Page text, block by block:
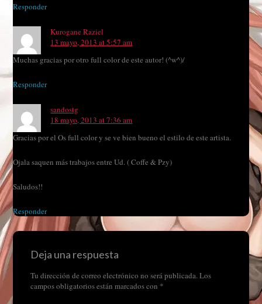
Responder
Kurogane Raziel
13 mayo, 2013 at 5:57 am
Muchas gracias por otro full color de este autor! (^w^)/
Responder
sandostg
18 mayo, 2013 at 7:36 am
Gracias por el Os full color y se ve bien bueno el estilo de este artista.
Ojala saquen más trabajos entre Ud. ( Coffe & Pzy)
Saludos!!
Responder
Deja una respuesta
Tu dirección de correo electrónico no será publicada.Los
campos obligatorios están marcados con *